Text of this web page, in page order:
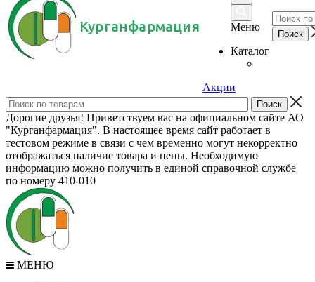
Курганфармация
Меню
Каталог
Акции
Дорогие друзья! Приветствуем вас на официальном сайте АО
"Курганфармация". В настоящее время сайт работает в
тестовом режиме в связи с чем временно могут некорректно
отображаться наличие товара и цены. Необходимую
информацию можно получить в единой справочной службе
по номеру 410-010
МЕНЮ